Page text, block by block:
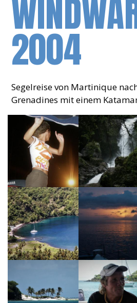
2004
Segelreise von Martinique
Grenadines mit einem